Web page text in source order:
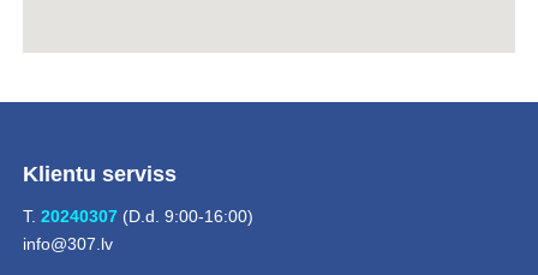
Klientu serviss
T. 20240307(D.d. 9:00-16:00)
info@307.lv